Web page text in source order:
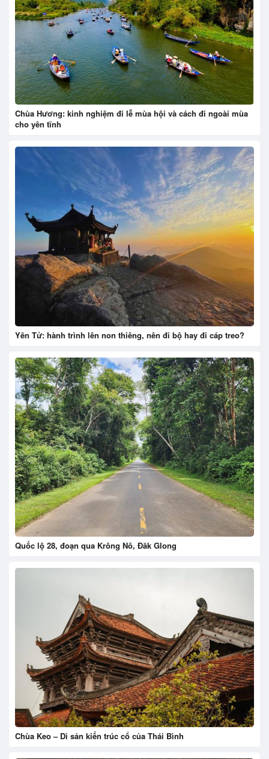
Chùa Hương: kinh nghiệm đi lễ mùa hội và cách đi ngoài mùa
cho yên tĩnh
Yên Tử: hành trình lên non thiêng, nên đi bộ hay đi cáp treo?
Quốc lộ 28, đoạn qua Krông Nô, Đăk Glong
Chùa Keo – Di sản kiến trúc cổ của Thái Bình